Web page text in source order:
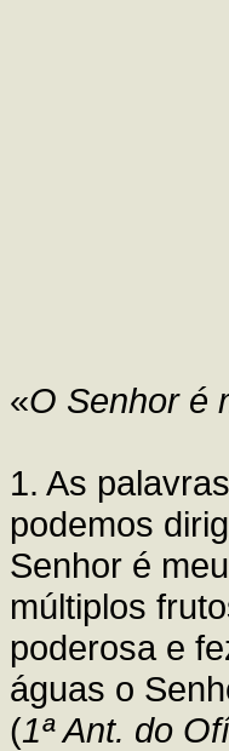
«O Senhor é
1. As
podemos
Senhor é
múltiplos
poderosa e
águas o
(1ª Ant. do